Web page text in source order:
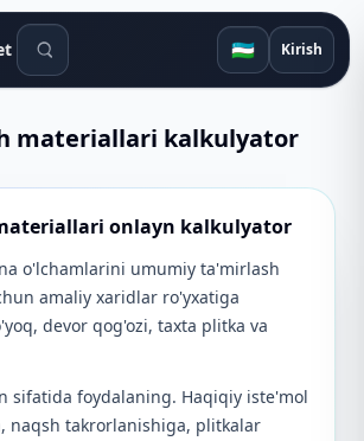
Qidiruv vositalari 🇺🇿 Kirish
materiallari kalkulyator
onlayn kalkulyator
o'lchamlarini umumiy ta'mirlash
amaliy xaridlar ro'yxatiga
devor qog'ozi, taxta plitka va
sifatida foydalaning. Haqiqiy iste'mol
naqsh takrorlanishiga, plitkalar